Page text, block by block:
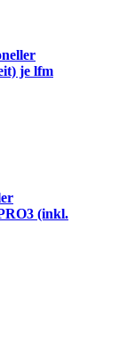
je lfm
(inkl.